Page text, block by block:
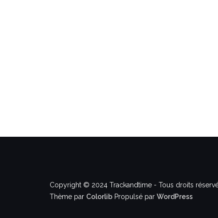
Copyright © 2024 Trackandtime - Tous droits
Thème par Colorlib Propulsé par WordPress